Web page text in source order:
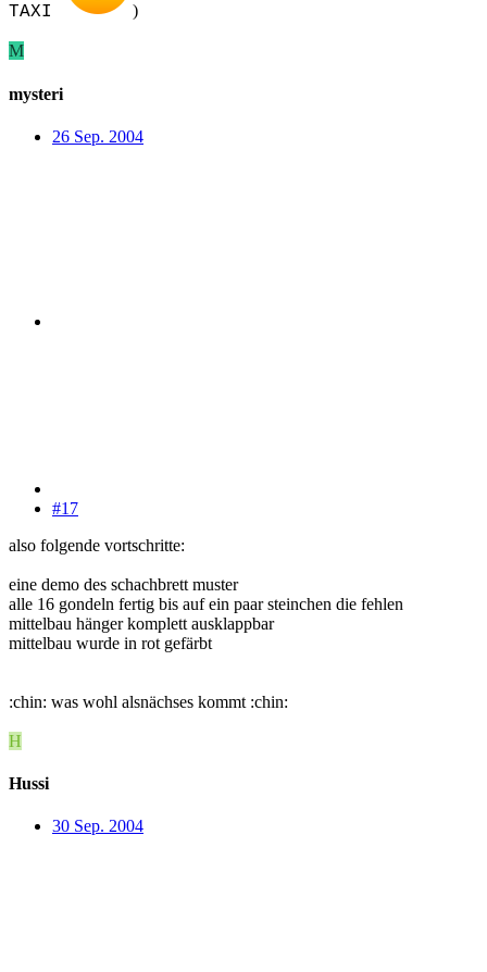
TAXI )
M
mysteri
26 Sep. 2004
#17
also folgende vortschritte:
eine demo des schachbrett muster
alle 16 gondeln fertig bis auf ein paar steinchen die fehlen
mittelbau hänger komplett ausklappbar
mittelbau wurde in rot gefärbt
:chin: was wohl alsnächses kommt :chin:
H
Hussi
30 Sep. 2004